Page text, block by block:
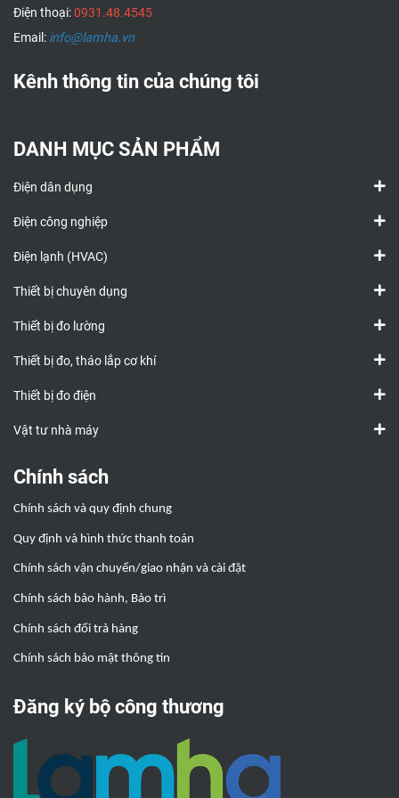
Điện thoại:0931.48.4545
Email: info@lamha.vn
Kênh thông tin của chúng tôi
DANH MỤC SẢN PHẨM
Điện dân dụng
Điện công nghiệp
Điện lạnh (HVAC)
Thiết bị chuyên dụng
Thiết bị đo lường
Thiết bị đo, tháo lắp cơ khí
Thiết bị đo điện
Vật tư nhà máy
Chính sách
Chính sách và quy định chung
Quy định và hình thức thanh toán
Chính sách vận chuyển/giao nhận và cài đặt
Chính sách bảo hành, Bảo trì
Chính sách đổi trả hàng
Chính sách bảo mật thông tin
Đăng ký bộ công thương